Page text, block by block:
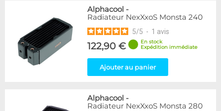
Alphacool -
Radiateur NexXxoS Monsta 240
5/5 - 1 avis
122,90 €
En stock
Expédition immédiate
Ajouter au panier
Alphacool -
Radiateur NexXxoS Monsta 280